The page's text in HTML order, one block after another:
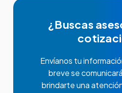
¿Buscas
Envíanos tu
breve se
brindarte una